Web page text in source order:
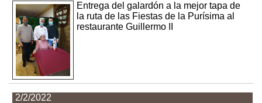
Entrega del galardón a la mejor tapa de
la ruta de las Fiestas de la Purísima al
restaurante Guillermo II
2/2/2022